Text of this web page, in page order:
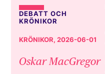
DEBATT OCH
KRÖNIKOR
KRÖNIKOR, 2026-06-01
Oskar MacGregor